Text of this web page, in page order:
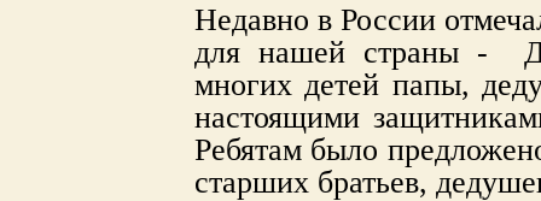
Недавно в России
для нашей страны -
многих детей папы,
настоящими
Ребятам было
старших братьев,